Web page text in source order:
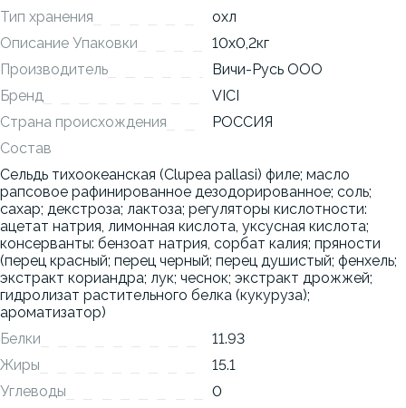
Тип хранения
охл
Описание Упаковки
10x0,2кг
Производитель
Вичи-Русь ООО
Бренд
VICI
Страна происхождения
РОССИЯ
Состав
Сельдь тихоокеанская (Clupea pallasi) филе; масло
рапсовое рафинированное дезодорированное; соль;
сахар; декстроза; лактоза; регуляторы кислотности:
ацетат натрия, лимонная кислота, уксусная кислота;
консерванты: бензоат натрия, сорбат калия; пряности
(перец красный; перец черный; перец душистый; фенхель;
экстракт кориандра; лук; чеснок; экстракт дрожжей;
гидролизат растительного белка (кукуруза);
ароматизатор)
Белки
11.93
Жиры
15.1
Углеводы
0